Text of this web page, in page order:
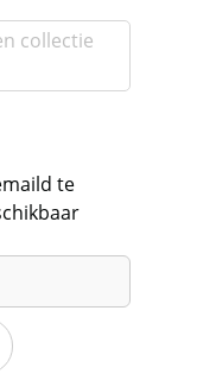
collectie
te